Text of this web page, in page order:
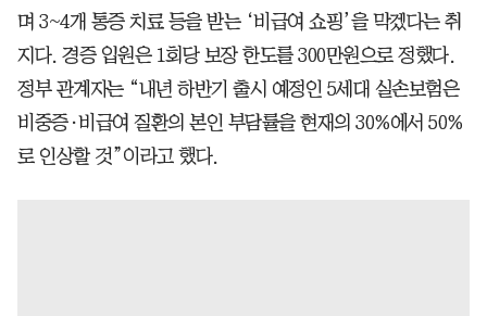
며 3~4개 통증 치료 등을 받는 ‘비급여 쇼핑’을 막겠다는 취
지다. 경증 입원은 1회당 보장 한도를 300만원으로 정했다.
정부 관계자는 “내년 하반기 출시 예정인 5세대 실손보험은
비중증·비급여 질환의 본인 부담률을 현재의 30%에서 50%
로 인상할 것”이라고 했다.